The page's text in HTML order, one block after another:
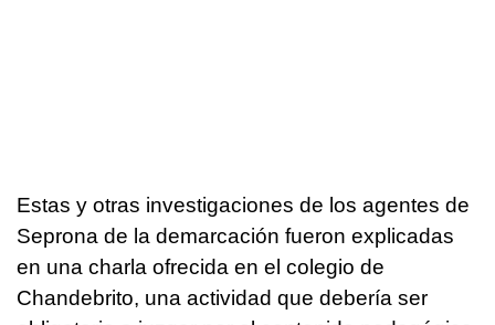
Estas y otras investigaciones de los agentes de
Seprona de la demarcación fueron explicadas
en una charla ofrecida en el colegio de
Chandebrito, una actividad que debería ser